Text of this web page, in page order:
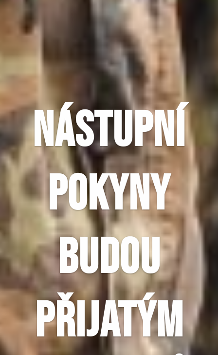
NÁSTUPNÍ
POKYNY
BUDOU
PŘIJATÝM